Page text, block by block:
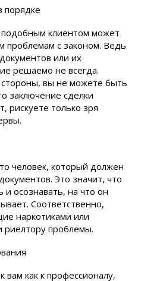
порядке
клиентом может
проблемам с законом. Ведь
или их
решаемо не всегда.
стороны, вы не можете быть
заключение сделки
рискуете только зря
человек, который должен
Это значит, что
осознавать, на что он
Соответственно,
наркотиками или
риелтору проблемы.
вам как к профессионалу,